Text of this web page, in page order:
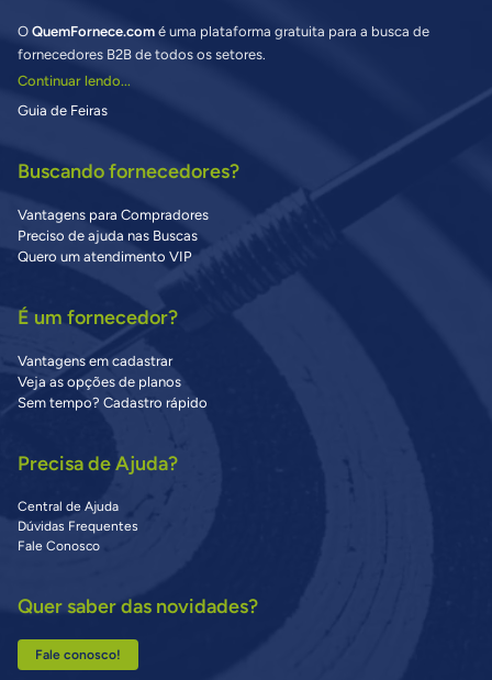
O QuemFornece.com é uma plataforma gratuita para a busca de
fornecedores B2B de todos os setores.
Continuar lendo...
Guia de Feiras
Buscando fornecedores?
Vantagens para Compradores
Preciso de ajuda nas Buscas
Quero um atendimento VIP
É um fornecedor?
Vantagens em cadastrar
Veja as opções de planos
Sem tempo? Cadastro rápido
Precisa de Ajuda?
Central de Ajuda
Dúvidas Frequentes
Fale Conosco
Quer saber das novidades?
Fale conosco!